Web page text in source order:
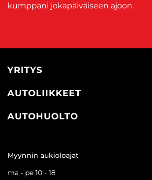
kumppani jokapäiväiseen ajoon.
YRITYS
AUTOLIIKKEET
AUTOHUOLTO
Myynnin aukioloajat
ma - pe 10 - 18